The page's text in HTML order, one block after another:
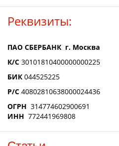
Реквизиты:
ПАО СБЕРБАНК г. Москва
К/С 30101810400000000225
БИК 044525225
Р/С 40802810638000024436
ОГРН 314774602900691
ИНН 772441969808